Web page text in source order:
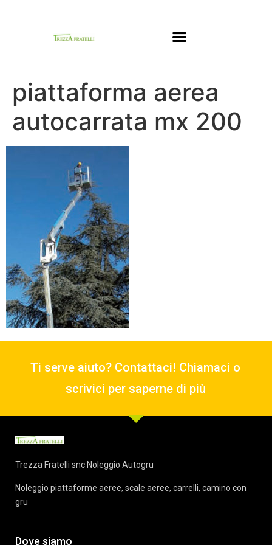
piattaforma aerea
autocarrata mx 200
Ti serve aiuto? Contattaci! Chiamaci o
scrivici per saperne di più
Trezza Fratelli snc Noleggio Autogru
Noleggio piattaforme aeree, scale aeree, carrelli, camino con
gru
Dove siamo